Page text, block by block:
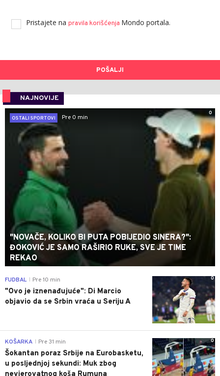
Pristajete na pravila korišćenja Mondo portala.
POŠALJI
NAJNOVIJE
0
OSTALI SPORTOVI
Pre 0 min
"NOVAČE, KOLIKO BI PUTA POBIJEDIO SINERA?":
ĐOKOVIĆ JE SAMO RAŠIRIO RUKE, SVE JE TIME
REKAO
0
FUDBAL Pre 10 min
"Ovo je iznenađujuće": Di Marcio
objavio da se Srbin vraća u Seriju A
0
KOŠARKA Pre 31 min
Šokantan poraz Srbije na Eurobasketu,
u posljednjoj sekundi: Muk zbog